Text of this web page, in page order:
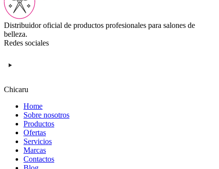
Distribuidor oficial de productos profesionales para salones de
belleza.
Redes sociales
Chicaru
Home
Sobre nosotros
Productos
Ofertas
Servicios
Marcas
Contactos